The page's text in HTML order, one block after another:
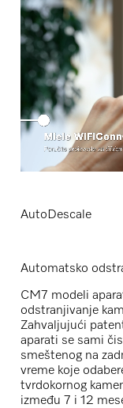
AutoDescale
Automatsko
CM7 modeli
odstranjivanje
Zahvaljujući
aparati se sami
smeštenog na
vreme koje
tvrdokornog
između 7 i 12